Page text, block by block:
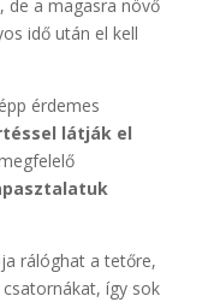
de a magasra növő
idő után el kell
érdemes
látják el
rálóghat a tetőre,
így sok